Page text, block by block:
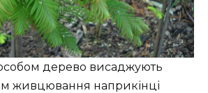
дерево висаджують
живцювання наприкінці